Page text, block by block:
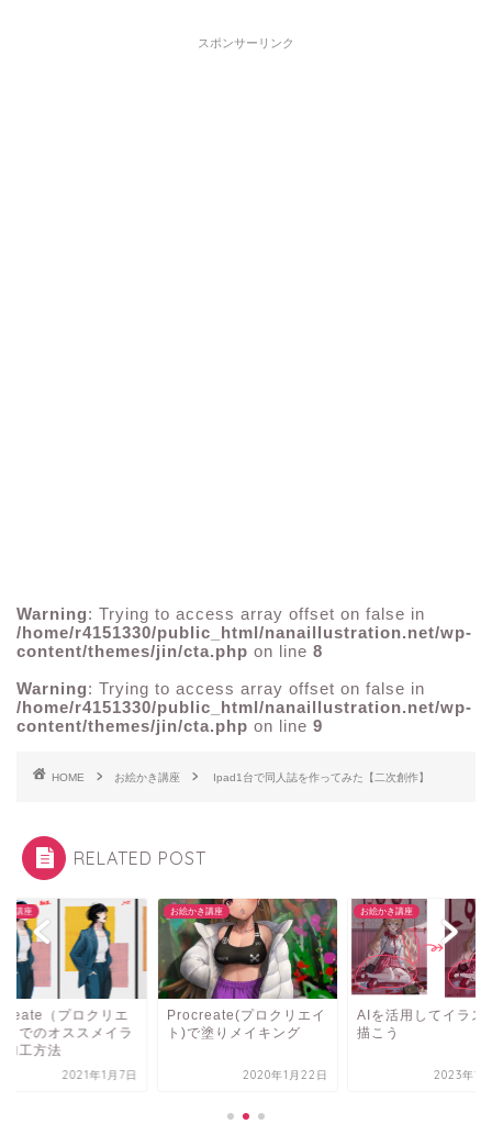
スポンサーリンク
Warning: Trying to access array offset on false in
/home/r4151330/public_html/nanaillustration.net/wp-
content/themes/jin/cta.php on line 8
Warning: Trying to access array offset on false in
/home/r4151330/public_html/nanaillustration.net/wp-
content/themes/jin/cta.php on line 9
HOME お絵かき講座 Ipad1台で同人誌を作ってみた【二次創作】
RELATED POST
き講座
（プロクリエ
）でのオススメイラ
加工方法
2021年1月7日
お絵かき講座
Procreate(プロクリエイ
ト)で塗りメイキング
2020年1月22日
お絵かき講座
AIを活用してイラス
描こう
2023年1